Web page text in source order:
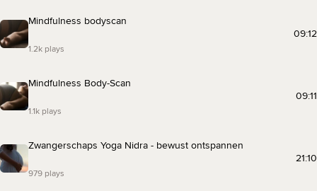
Mindfulness bodyscan
1.2k plays
09:12
Mindfulness Body-Scan
1.1k plays
09:11
Zwangerschaps Yoga Nidra - bewust ontspannen
979 plays
21:10